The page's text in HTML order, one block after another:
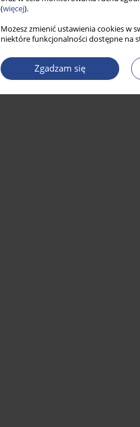
(więcej).
Możesz zmienić ustawienia cookies w
niektóre funkcjonalności dostępne na
Zgadzam się